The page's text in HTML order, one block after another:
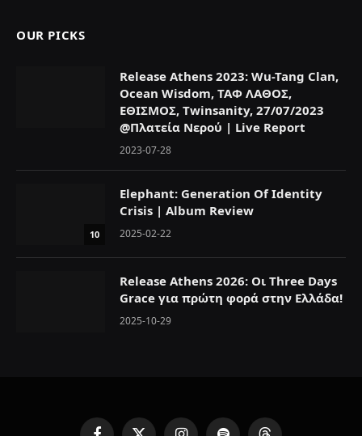
OUR PICKS
Release Athens 2023: Wu-Tang Clan,
Ocean Wisdom, ΤΑΦ ΛΑΘΟΣ,
ΕΘΙΣΜΟΣ, Twinsanity, 27/07/2023
@Πλατεία Νερού | Live Report
2023-07-28
10
Elephant: Generation Of Identity
Crisis | Album Review
2025-02-22
Release Athens 2026: Οι Three Days
Grace για πρώτη φορά στην Ελλάδα!
2025-10-29